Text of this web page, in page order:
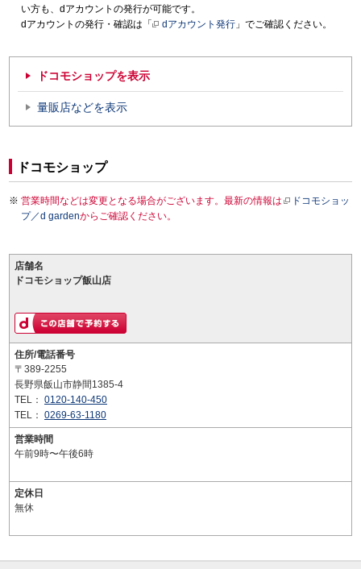
い方も、dアカウントの発行が可能です。
dアカウントの発行・確認は「
dアカウント発行 」でご確認ください。
ドコモショップを表示
量販店などを表示
ドコモショップ
営業時間などは変更となる場合がございます。最新の情報は
ドコモショッ
プ／d gardenからご確認ください。
店舗名
ドコモショップ飯山店
住所/電話番号
〒389-2255
長野県飯山市静間1385-4
TEL： 0120-140-450
TEL： 0269-63-1180
営業時間
午前9時〜午後6時
定休日
無休